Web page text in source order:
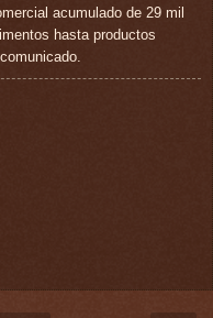
acumulado de 29 mil
hasta productos